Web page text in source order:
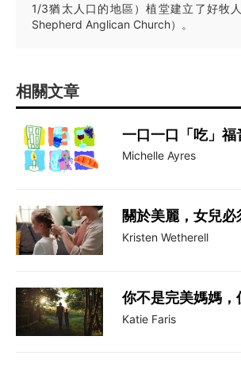
1/3猶太人口的地區）植堂建立了好牧
Shepherd Anglican Church）。
相關文章
一口一口「吃」福
Michelle Ayres
關於美麗，女兒
Kristen Wetherell
你不是完美媽媽，
Katie Faris